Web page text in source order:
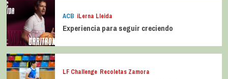
ACB iLerna Lleida
Experiencia para seguir creciendo
LF Challenge Recoletas Zamora